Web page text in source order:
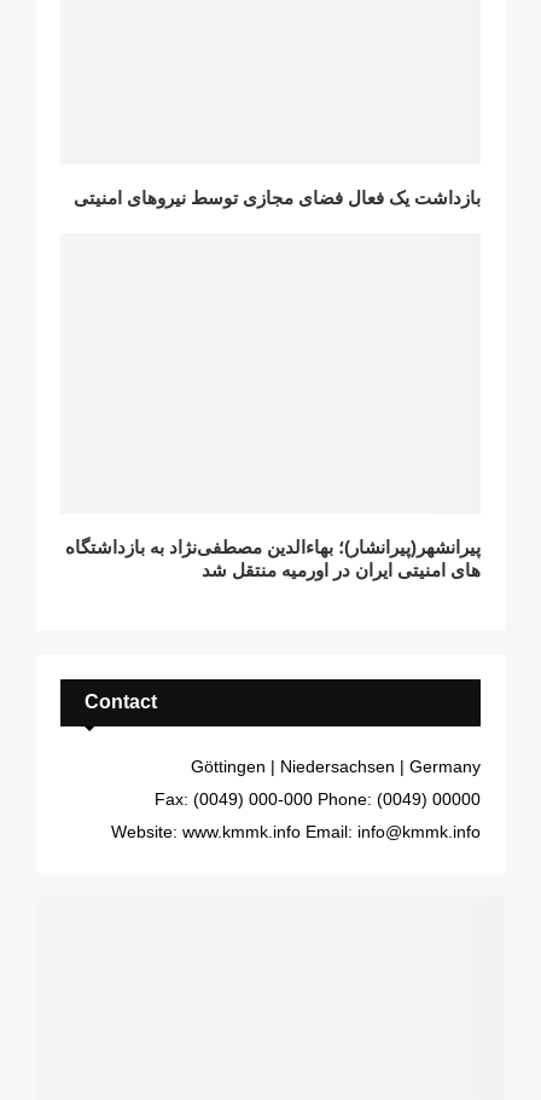
بازداشت یک فعال فضای مجازی توسط نیروهای امنیتی
پیرانشهر(پیرانشار)؛ بهاءالدین مصطفی‌نژاد به بازداشتگاه
های امنیتی ایران در اورميه منتقل شد
Contact
Göttingen | Niedersachsen | Germany
Phone: (0049) 00000
Fax: (0049) 000-000
Email: info@kmmk.info
Website: www.kmmk.info